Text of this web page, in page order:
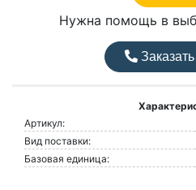
Нужна помощь в
Артикул:
Вид поставки:
Базовая единица: